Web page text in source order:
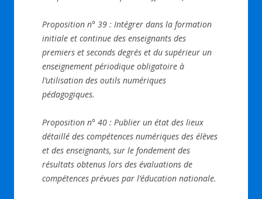
Proposition n° 39 : Intégrer dans la formation
initiale et continue des enseignants des
premiers et seconds degrés et du supérieur un
enseignement périodique obligatoire à
l’utilisation des outils numériques
pédagogiques.
Proposition n° 40 : Publier un état des lieux
détaillé des compétences numériques des élèves
et des enseignants, sur le fondement des
résultats obtenus lors des évaluations de
compétences prévues par l’éducation nationale.